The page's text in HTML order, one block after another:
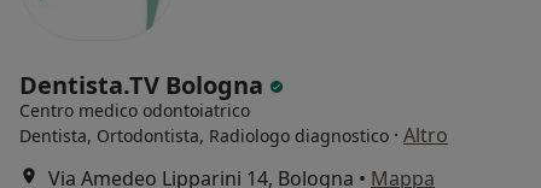
Dentista.TV Bologna
Centro medico odontoiatrico
Dentista, Ortodontista, Radiologo diagnostico · Altro
Via Amedeo Lipparini 14, Bologna • Mappa